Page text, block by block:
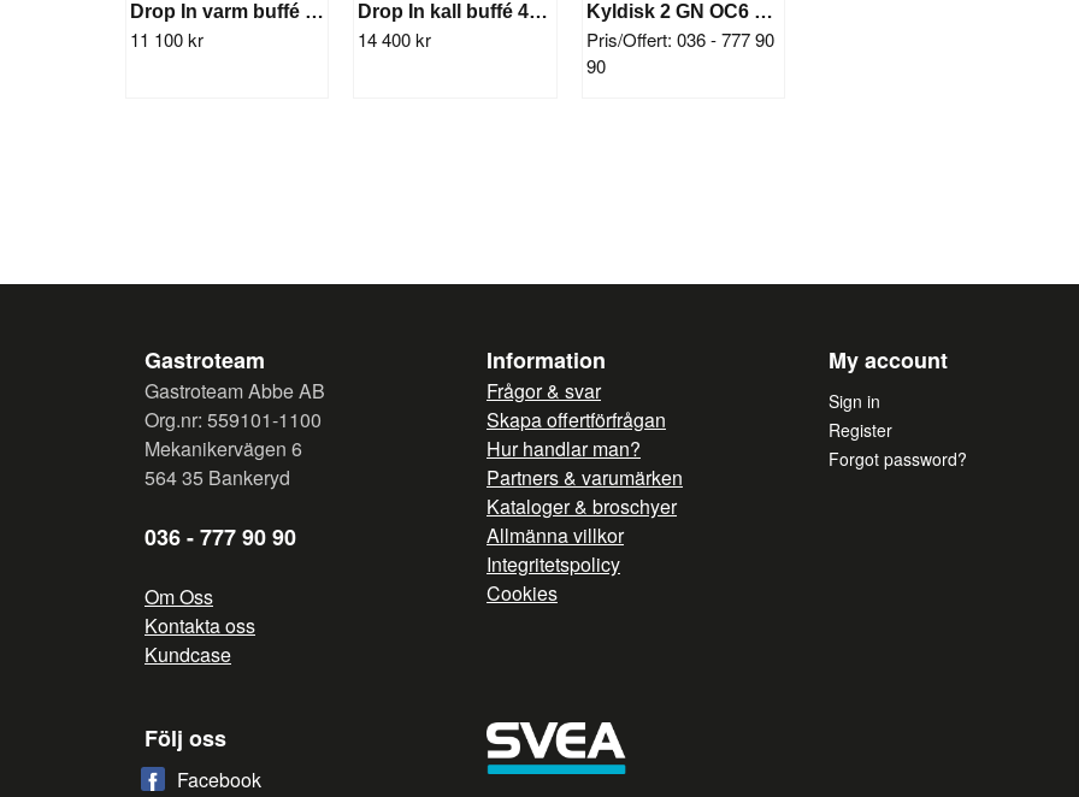
Drop In varm buffé 3GN (värme)
11 100 kr
Drop In kall buffé 4GN (kyla)
14 400 kr
Kyldisk 2 GN OC6 Service
Pris/Offert: 036 - 777 90
90
Gastroteam
Gastroteam Abbe AB
Org.nr: 559101-1100
Mekanikervägen 6
564 35 Bankeryd
036 - 777 90 90
Om Oss
Kontakta oss
Kundcase
Information
Frågor & svar
Skapa offertförfrågan
Hur handlar man?
Partners & varumärken
Kataloger & broschyer
Allmänna villkor
Integritetspolicy
Cookies
My account
Sign in
Register
Forgot password?
Följ oss
Facebook